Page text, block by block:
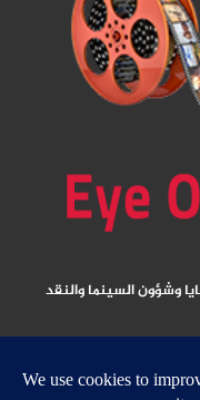
وشؤون السينما والنقد